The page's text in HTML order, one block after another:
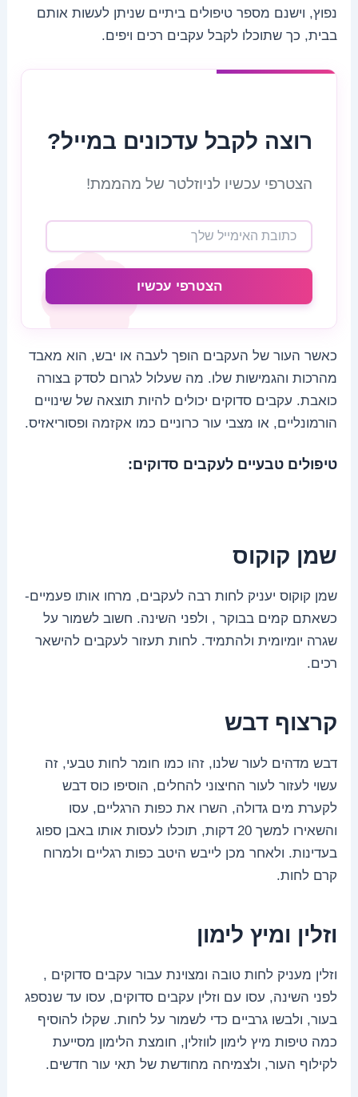
נפוץ, וישנם מספר טיפולים ביתיים שניתן לעשות אותם
בבית, כך שתוכלו לקבל עקבים רכים ויפים.
רוצה לקבל עדכונים במייל?
הצטרפי עכשיו לניוזלטר של מהממת!
הצטרפי עכשיו
כאשר העור של העקבים הופך לעבה או יבש, הוא מאבד
מהרכות והגמישות שלו. מה שעלול לגרום לסדק בצורה
כואבת. עקבים סדוקים יכולים להיות תוצאה של שינויים
הורמונליים, או מצבי עור כרוניים כמו אקזמה ופסוריאזיס.
טיפולים טבעיים לעקבים סדוקים:
שמן קוקוס
שמן קוקוס יעניק לחות רבה לעקבים, מרחו אותו פעמיים-
כשאתם קמים בבוקר , ולפני השינה. חשוב לשמור על
שגרה יומיומית ולהתמיד. לחות תעזור לעקבים להישאר
רכים.
קרצוף דבש
דבש מדהים לעור שלנו, זהו כמו חומר לחות טבעי, זה
עשוי לעזור לעור החיצוני להחלים, הוסיפו כוס דבש
לקערת מים גדולה, השרו את כפות הרגליים, עסו
והשאירו למשך 20 דקות, תוכלו לעסות אותו באבן ספוג
בעדינות. ולאחר מכן לייבש היטב כפות רגליים ולמרוח
קרם לחות.
וזלין ומיץ לימון
וזלין מעניק לחות טובה ומצוינת עבור עקבים סדוקים ,
לפני השינה, עסו עם וזלין עקבים סדוקים, עסו עד שנספג
בעור, ולבשו גרביים כדי לשמור על לחות. שקלו להוסיף
כמה טיפות מיץ לימון לווזלין, חומצת הלימון מסייעת
לקילוף העור, ולצמיחה מחודשת של תאי עור חדשים.